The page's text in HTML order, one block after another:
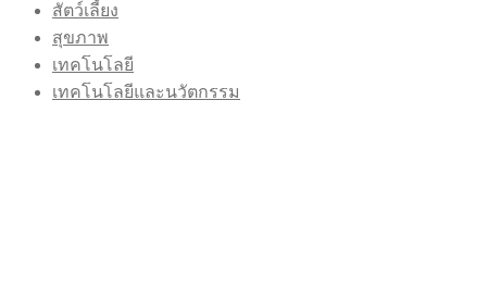
สัตว์เลี้ยง
สุขภาพ
เทคโนโลยี
เทคโนโลยีและนวัตกรรม